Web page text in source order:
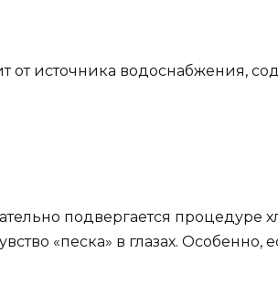
от источника водоснабжения,
подвергается процедуре
«песка» в глазах. Особенно,